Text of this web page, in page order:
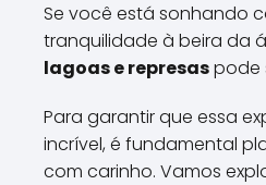
Se você está sonhando
tranquilidade à beira da
lagoas e represaspode
Para garantir que essa
incrível, é fundamental
com carinho. Vamos